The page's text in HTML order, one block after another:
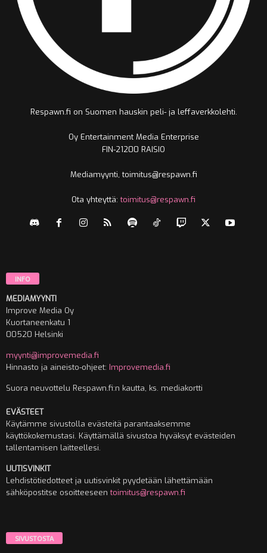
Respawn.fi on Suomen hauskin peli- ja leffaverkkolehti.
Oy Entertainment Media Enterprise
FIN-21200 RAISIO
Mediamyynti, toimitus@respawn.fi
Ota yhteyttä:toimitus@respawn.fi
INFO
MEDIAMYYNTI
Improve Media Oy
Kuortaneenkatu 1
00520 Helsinki
myynti@improvemedia.fi
Hinnasto ja aineisto-ohjeet: Improvemedia.fi
Suora neuvottelu Respawn.fi:n kautta, ks. mediakortti
EVÄSTEET
Käytämme sivustolla evästeitä parantaaksemme
käyttökokemustasi. Käyttämällä sivustoa hyväksyt evästeiden
tallentamisen laitteellesi.
UUTISVINKIT
Lehdistötiedotteet ja uutisvinkit pyydetään lähettämään
sähköpostitse osoitteeseentoimitus@respawn.fi
SIVUSTOSTA